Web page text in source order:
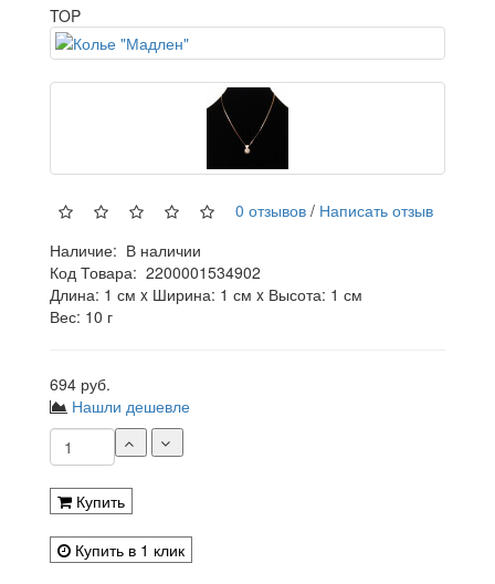
TOP
0 отзывов / Написать отзыв
Наличие: В наличии
Код Товара: 2200001534902
Длина: 1 см x Ширина: 1 см x Высота: 1 см
Вес: 10 г
694 руб.
Нашли дешевле
Купить
Купить в 1 клик